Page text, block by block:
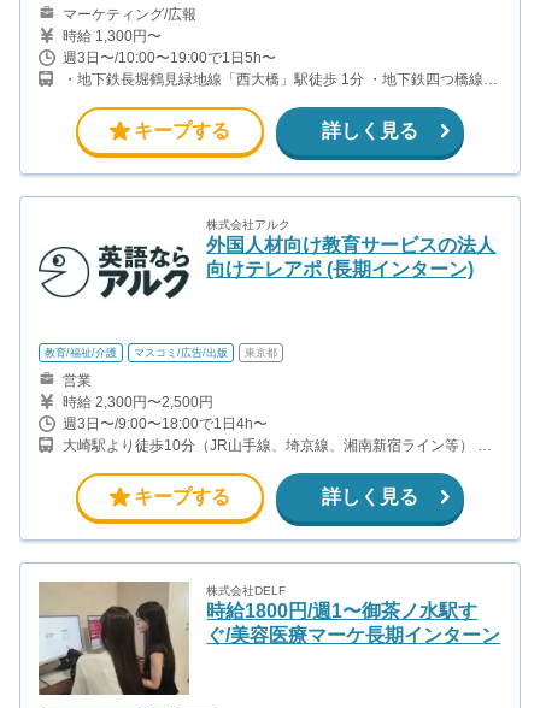
マーケティング/広報
時給 1,300円〜
週3日〜/10:00〜19:00で1日5h〜
・地下鉄長堀鶴見緑地線「西大橋」駅徒歩 1分 ・地下鉄四つ橋線
「心斎橋」駅徒歩 7分
キープする 詳しく見る
株式会社アルク
外国人材向け教育サービスの法人
向けテレアポ (長期インターン)
教育/福祉/介護 マスコミ/広告/出版 東京都
営業
時給 2,300円〜2,500円
週3日〜/9:00〜18:00で1日4h〜
大崎駅より徒歩10分（JR山手線、埼京線、湘南新宿ライン等） 品
等） 五反田駅より徒歩12分（JR山手線・都営浅草線・東急池上
線）
キープする 詳しく見る
株式会社DELF
時給1800円/週1〜御茶ノ水駅す
ぐ/美容医療マーケ長期インターン